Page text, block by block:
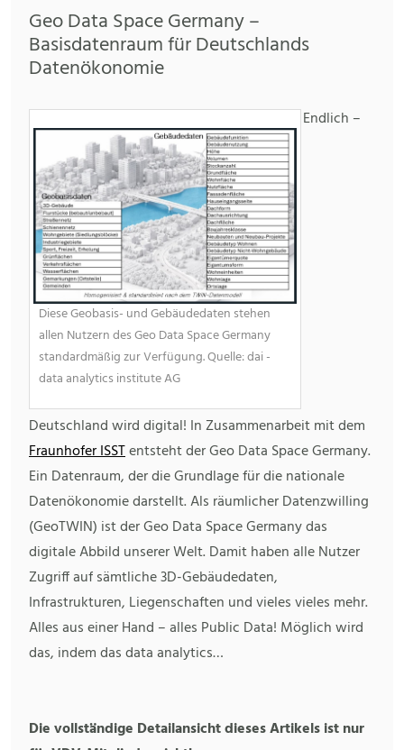
Geo Data Space Germany –
Basisdatenraum für Deutschlands
Datenökonomie
Diese Geobasis- und Gebäudedaten stehen
allen Nutzern des Geo Data Space Germany
standardmäßig zur Verfügung. Quelle: dai -
data analytics institute AG
Endlich –
Deutschland wird digital! In Zusammenarbeit mit dem
Fraunhofer ISSTentsteht der Geo Data Space Germany.
Ein Datenraum, der die Grundlage für die nationale
Datenökonomie darstellt. Als räumlicher Datenzwilling
(GeoTWIN) ist der Geo Data Space Germany das
digitale Abbild unserer Welt. Damit haben alle Nutzer
Zugriff auf sämtliche 3D-Gebäudedaten,
Infrastrukturen, Liegenschaften und vieles vieles mehr.
Alles aus einer Hand – alles Public Data! Möglich wird
das, indem das data analytics…
Die vollständige Detailansicht dieses Artikels ist nur